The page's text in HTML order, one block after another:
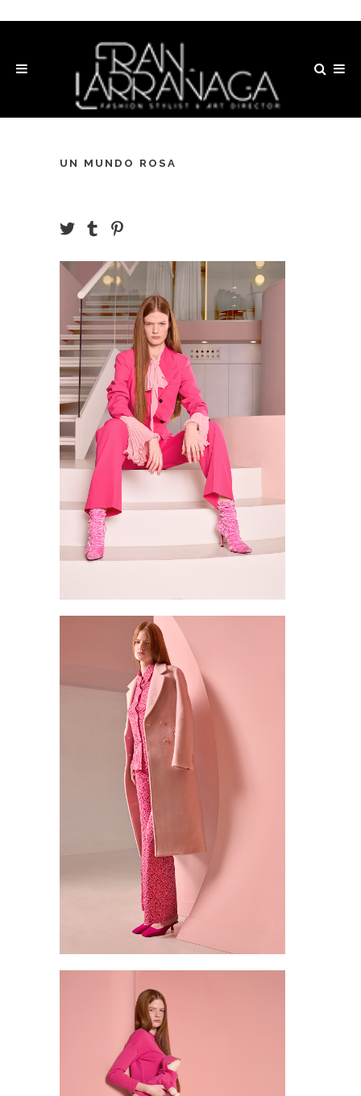
UN MUNDO ROSA